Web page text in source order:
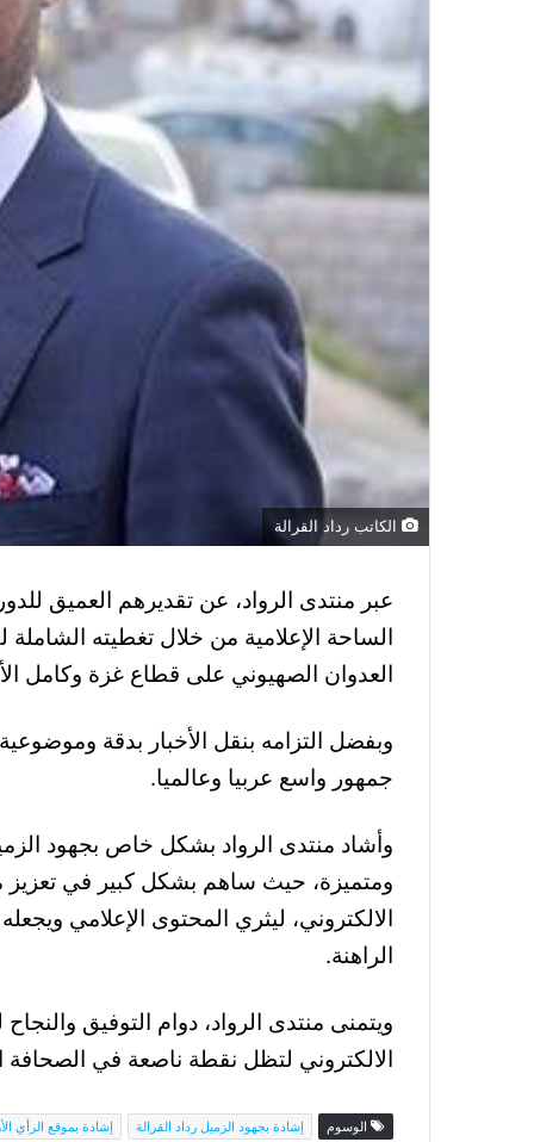
الكاتب رداد القرالة
عبر منتدى الرواد، عن تقديرهم العميق
الساحة الإعلامية من خلال تغطيته الشاملة
العدوان الصهيوني على قطاع غزة وكامل
وبفضل التزامه بنقل الأخبار بدقة
جمهور واسع عربيا وعالميا.
وأشاد منتدى الرواد بشكل خاص بجهود
ومتميزة، حيث ساهم بشكل كبير في تعزيز
الالكتروني، ليثري المحتوى الإعلامي
الراهنة.
ويتمنى منتدى الرواد، دوام التوفيق والنجاح
الالكتروني لتظل نقطة ناصعة في الصحافة
الوسوم إشادة بجهود الزميل رداد القرالة إشادة بموقع الرأي